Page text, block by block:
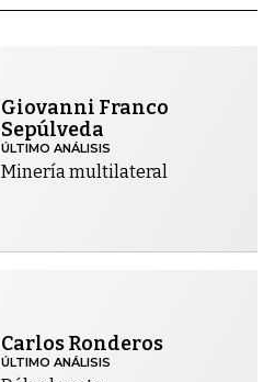
Giovanni Franco
Sepúlveda
ÚLTIMO ANÁLISIS
Minería multilateral
Carlos Ronderos
ÚLTIMO ANÁLISIS